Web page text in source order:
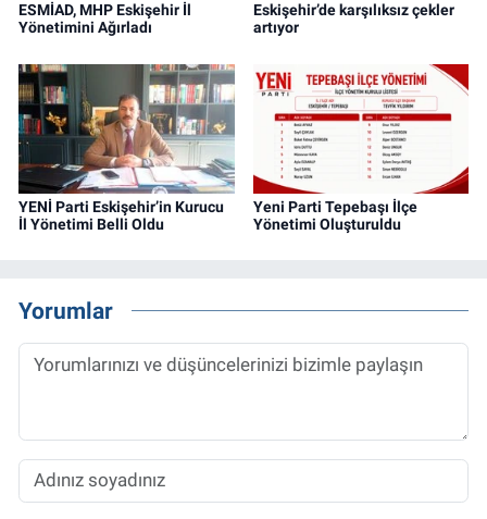
ESMİAD, MHP Eskişehir İl
Yönetimini Ağırladı
Eskişehir’de karşılıksız çekler
artıyor
YENİ Parti Eskişehir’in Kurucu
İl Yönetimi Belli Oldu
Yeni Parti Tepebaşı İlçe
Yönetimi Oluşturuldu
Yorumlar